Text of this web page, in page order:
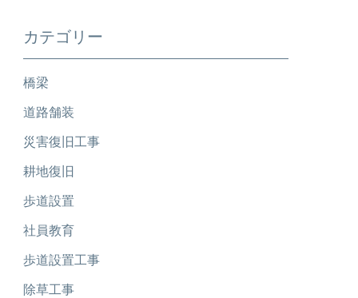
カテゴリー
橋梁
道路舗装
災害復旧工事
耕地復旧
歩道設置
社員教育
歩道設置工事
除草工事